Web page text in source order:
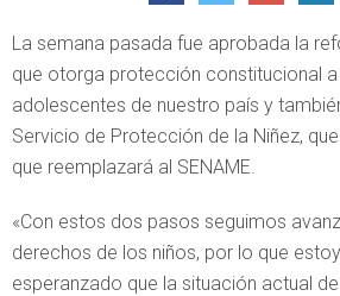
La semana pasada fue aprobada la
que otorga protección constitucional a
adolescentes de nuestro país y
Servicio de Protección de la Niñez,
que reemplazará al SENAME.
«Con estos dos pasos seguimos
derechos de los niños, por lo que
esperanzado que la situación actual